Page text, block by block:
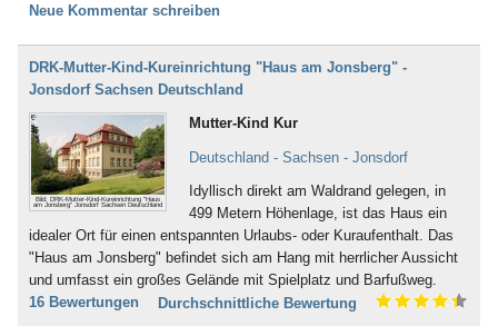
Neue Kommentar schreiben
DRK-Mutter-Kind-Kureinrichtung "Haus am Jonsberg" -
Jonsdorf Sachsen Deutschland
Bild: DRK-Mutter-Kind-Kureinrichtung "Haus
am Jonsberg" Jonsdorf Sachsen Deutschland
Mutter-Kind Kur
Deutschland - Sachsen - Jonsdorf
Idyllisch direkt am Waldrand gelegen, in
499 Metern Höhenlage, ist das Haus ein
idealer Ort für einen entspannten Urlaubs- oder Kuraufenthalt. Das
"Haus am Jonsberg" befindet sich am Hang mit herrlicher Aussicht
und umfasst ein großes Gelände mit Spielplatz und Barfußweg.
16 Bewertungen
Durchschnittliche Bewertung